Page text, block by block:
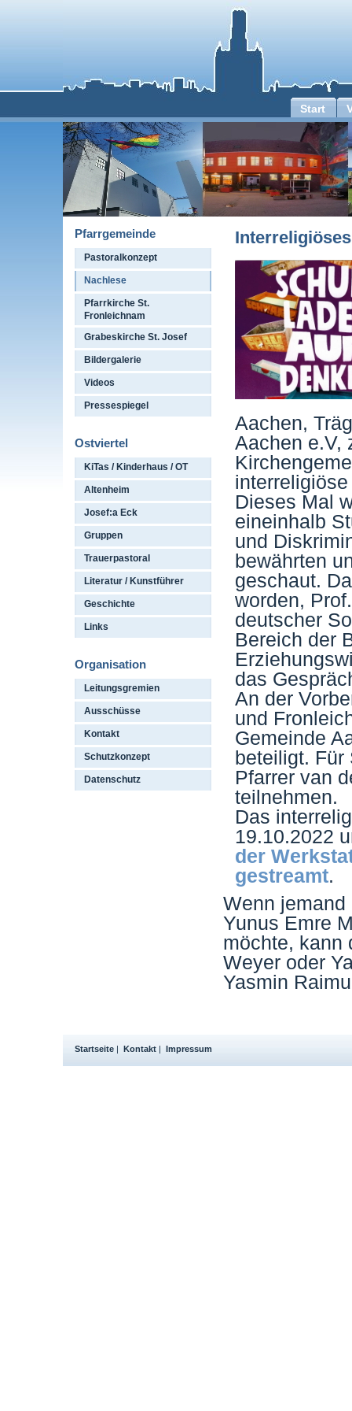
Start
Pfarrgemeinde
Pastoralkonzept
Nachlese
Pfarrkirche St.
Fronleichnam
Grabeskirche St. Josef
Bildergalerie
Videos
Pressespiegel
Ostviertel
KiTas / Kinderhaus / OT
Altenheim
Josef:a Eck
Gruppen
Trauerpastoral
Literatur / Kunstführer
Geschichte
Links
Organisation
Leitungsgremien
Ausschüsse
Kontakt
Schutzkonzept
Datenschutz
Aachen,
Aachen e.V,
Dieses Mal
eineinhalb
und
bewährten
geschaut.
worden,
deutscher
Bereich der
das
An der
und
Gemeinde
beteiligt. Für
Pfarrer van
teilnehmen.
Das
19.10.2022
der
gestreamt.
Wenn jemand
Yunus Emre
möchte, kann
Weyer oder
Yasmin
Startseite | Kontakt | Impressum